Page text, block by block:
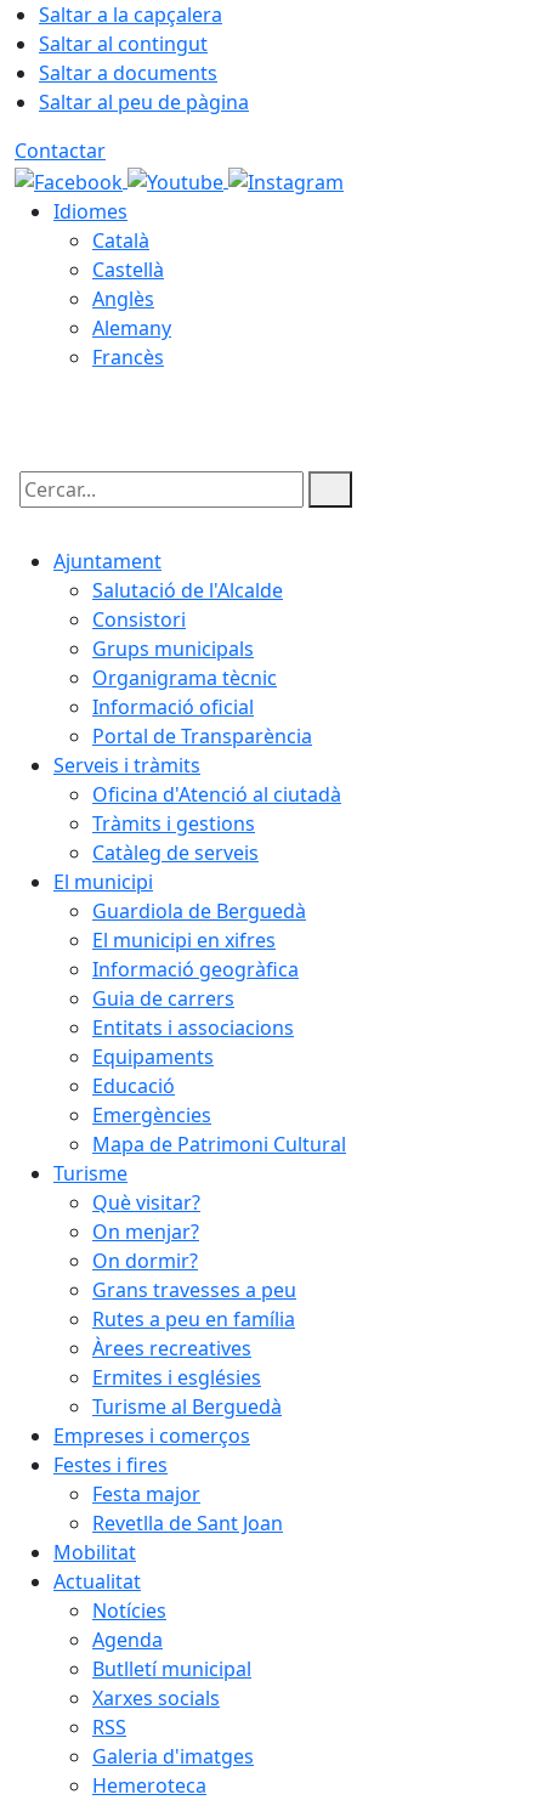
Saltar a la capçalera
Saltar al contingut
Saltar a documents
Saltar al peu de pàgina
Contactar
Idiomes
Català
Castellà
Anglès
Alemany
Francès
Cercar:
Ajuntament
Salutació de l'Alcalde
Consistori
Grups municipals
Organigrama tècnic
Informació oficial
Portal de Transparència
Serveis i tràmits
Oficina d'Atenció al ciutadà
Tràmits i gestions
Catàleg de serveis
El municipi
Guardiola de Berguedà
El municipi en xifres
Informació geogràfica
Guia de carrers
Entitats i associacions
Equipaments
Educació
Emergències
Mapa de Patrimoni Cultural
Turisme
Què visitar?
On menjar?
On dormir?
Grans travesses a peu
Rutes a peu en família
Àrees recreatives
Ermites i esglésies
Turisme al Berguedà
Empreses i comerços
Festes i fires
Festa major
Revetlla de Sant Joan
Mobilitat
Actualitat
Notícies
Agenda
Butlletí municipal
Xarxes socials
RSS
Galeria d'imatges
Hemeroteca